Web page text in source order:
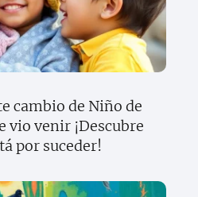
cambio de Niño de
vio venir ¡Descubre
por suceder!